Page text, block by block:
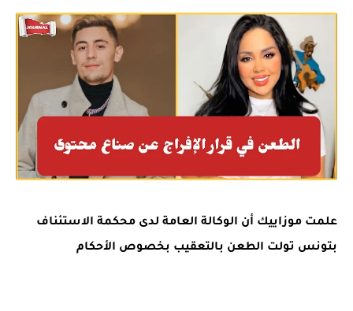
علمت موزاييك أن الوكالة العامة لدى محكمة الاستئناف
بتونس تولت الطعن بالتعقيب بخصوص الأحكام